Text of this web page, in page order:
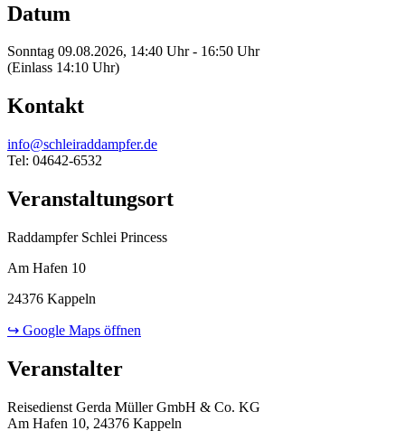
Datum
Sonntag 09.08.2026, 14:40 Uhr - 16:50 Uhr
(Einlass 14:10 Uhr)
Kontakt
info@schleiraddampfer.de
Tel: 04642-6532
Veranstaltungsort
Raddampfer Schlei Princess
Am Hafen 10
24376 Kappeln
↪ Google Maps öffnen
Veranstalter
Reisedienst Gerda Müller GmbH & Co. KG
Am Hafen 10, 24376 Kappeln